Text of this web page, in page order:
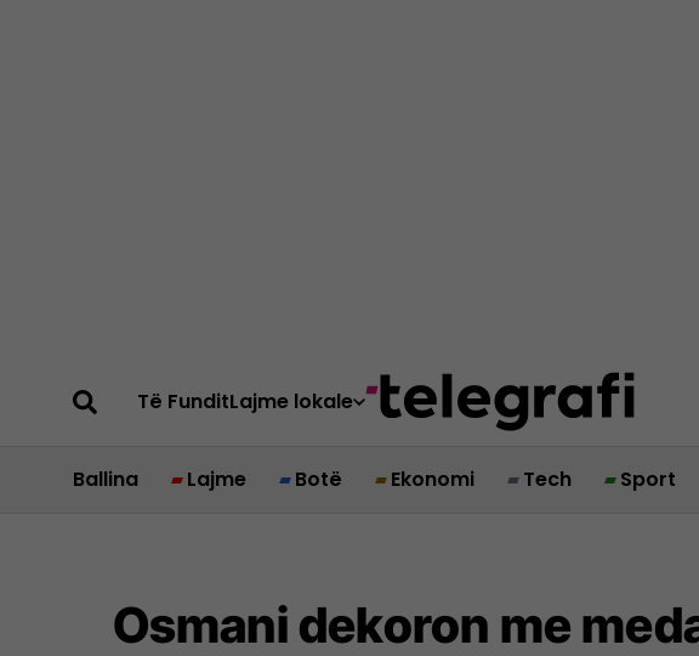
Të FunditLajme lokale
Ballina Lajme Botë Ekonomi Tech Sport
Osmani dekoron me